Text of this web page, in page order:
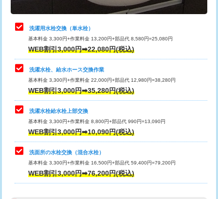
管・ポリ管・HT管使用/3ｍまで)
給水管工事※（ライニング鋼管・銅
管・ポリ管・HT管使用/3ｍ超え)
排水管工事（土の掘削・埋め戻し作
業）
排水管工事（排水管工事/3ｍまで） 55,000円
排水管工事（追加 排水管工事/3ｍ超
え）
マス交換（土の掘削・埋め戻し作業）
マス交換（深さ50㎝未満）
マス交換（深さ50㎝以上）
止水・漏水調査・防水処理・清掃・修
理・調整・分解・加工など（中作業）
22,000円
止水・漏水調査・防水処理・清掃・修
理・調整・分解・加工など（重作業）
33,000円
キッチンタンク脱着
その他部品の脱着
交換・取付（タンク）
交換・取付(単水栓（壁付・デッキ
式）)
交換・取付(混合水栓（壁付・デッキ
式・ワンホール）)
16,500円+材料費
洗濯用水栓交換（単水栓）
基本料金 3,300円+作業料金 13,200円+部品代 8,580円=25,080円
WEB割引3,000円➡22,080円(税込)
洗濯水栓、給水ホース交換作業
基本料金 3,300円+作業料金 22,000円+部品代 12,980円=38,280円
WEB割引3,000円➡35,280円(税込)
洗濯水栓給水栓上部交換
基本料金 3,300円+作業料金 8,800円+部品代 990円=13,090円
WEB割引3,000円➡10,090円(税込)
洗面所の水栓交換（混合水栓）
基本料金 3,300円+作業料金 16,500円+部品代 59,400円=79,200円
WEB割引3,000円➡76,200円(税込)